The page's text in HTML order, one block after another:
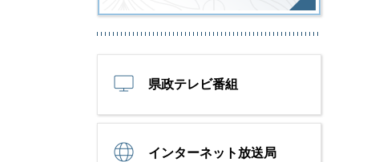
県政テレビ番組
インターネット放送局